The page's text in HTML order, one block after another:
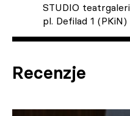
STUDIO
pl. Defilad 1
Recenzje